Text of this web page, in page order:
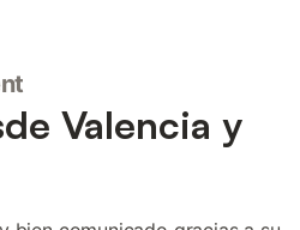
Valencia y